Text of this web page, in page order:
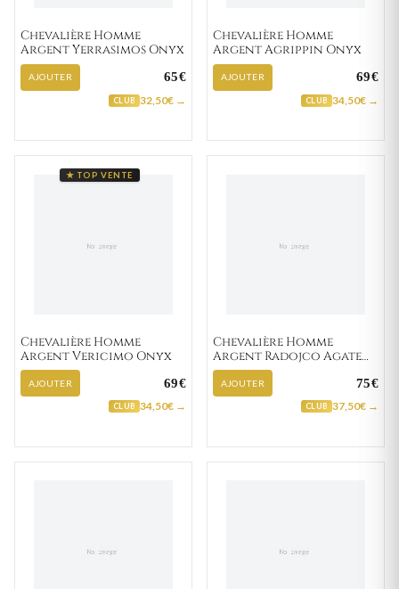
Chevalière Homme
Argent Yerrasimos Onyx
AJOUTER 65€
CLUB 32,50€ →
Chevalière Homme
Argent Agrippin Onyx
AJOUTER 69€
CLUB 34,50€ →
★ TOP VENTE
Chevalière Homme
Argent Vericimo Onyx
AJOUTER 69€
CLUB 34,50€ →
Chevalière Homme
Argent Radojco Agate
Noir
AJOUTER 75€
CLUB 37,50€ →